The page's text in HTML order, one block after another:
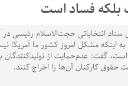
بلکه فساد است
انتخاباتی حجت‌الاسلام رئیسی در
به اینکه مشکل امروز کشور ما آمریکا
گفت: عدم‌حمایت از تولیدکنندگان
حقوق کارکنان آن‌ها را اخراج کنند.